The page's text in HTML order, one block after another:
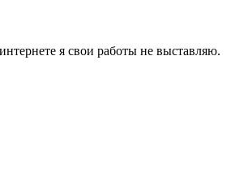
я свои работы не выставляю.